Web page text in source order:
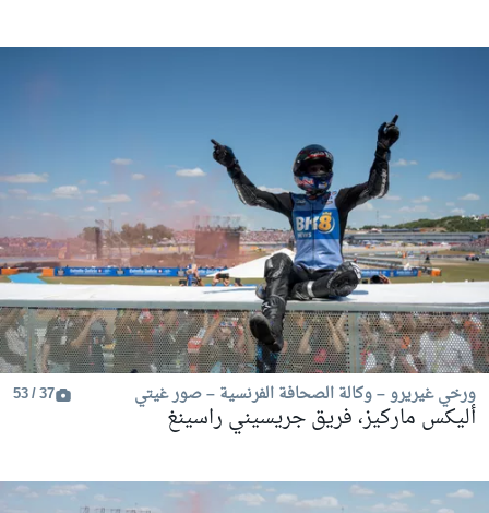
ورخي غيريرو – وكالة الصحافة الفرنسية – صور غيتي 37 / 53
أليكس ماركيز، فريق جريسيني راسينغ